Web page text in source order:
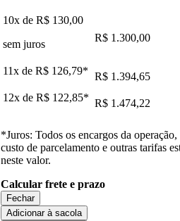
10x de R$ 130,00
sem juros
R$ 1.300,00
11x de R$ 126,79* R$ 1.394,65
12x de R$ 122,85* R$ 1.474,22
*Juros: Todos os encargos da
custo de parcelamento e outras tarifas
neste valor.
Calcular frete e prazo
Fechar
Adicionar à sacola